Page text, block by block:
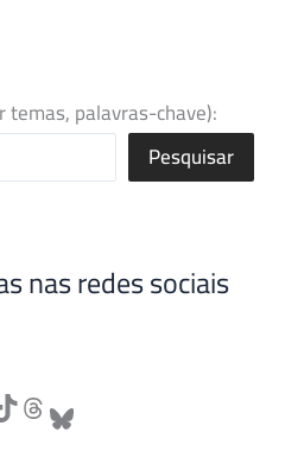
palavras-chave):
Pesquisar
nas redes sociais